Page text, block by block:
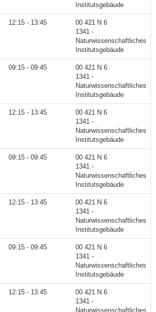
Institutsgebäude
12:15 - 13:45
00 421 N 6
1341 -
Naturwissenschaftliches
Institutsgebäude
09:15 - 09:45
00 421 N 6
1341 -
Naturwissenschaftliches
Institutsgebäude
12:15 - 13:45
00 421 N 6
1341 -
Naturwissenschaftliches
Institutsgebäude
09:15 - 09:45
00 421 N 6
1341 -
Naturwissenschaftliches
Institutsgebäude
12:15 - 13:45
00 421 N 6
1341 -
Naturwissenschaftliches
Institutsgebäude
09:15 - 09:45
00 421 N 6
1341 -
Naturwissenschaftliches
Institutsgebäude
12:15 - 13:45
00 421 N 6
1341 -
Naturwissenschaftliches